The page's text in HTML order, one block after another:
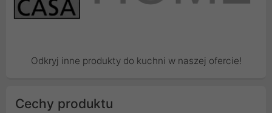
Odkryj inne produkty do kuchni w naszej ofercie!
Cechy produktu